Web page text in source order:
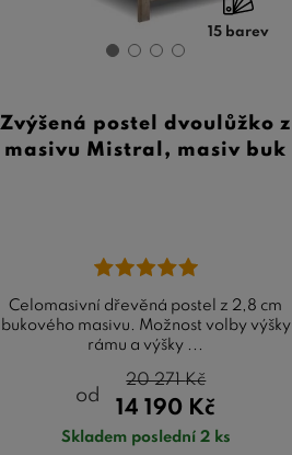
15 barev
Zvýšená postel dvoulůžko z
masivu Mistral, masiv buk
Celomasivní dřevěná postel z 2,8 cm
bukového masivu. Možnost volby výšky
rámu a výšky ...
od
14 190 Kč
20 271Kč
Skladem poslední 2 ks